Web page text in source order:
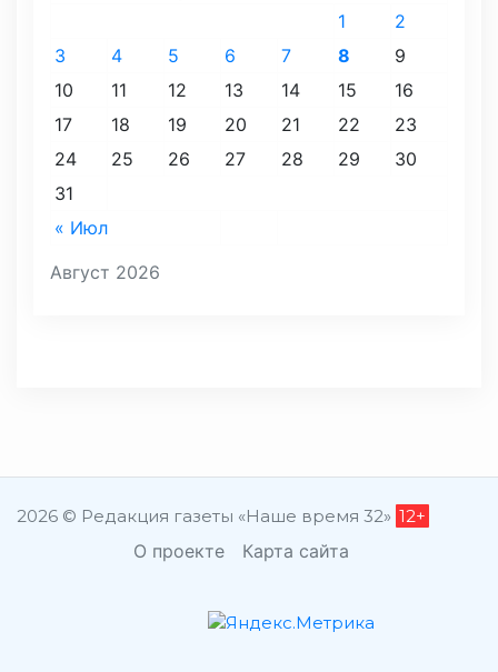
Август 2026
« Июл
1
2
3
4 5 6 7 8
9
10
11 12 13 14 15
16
17
18 19 20 21 22
23
24
25 26 27 28 29
30
31
2026 © Редакция газеты «Наше время 32» 12+
О проекте Карта сайта